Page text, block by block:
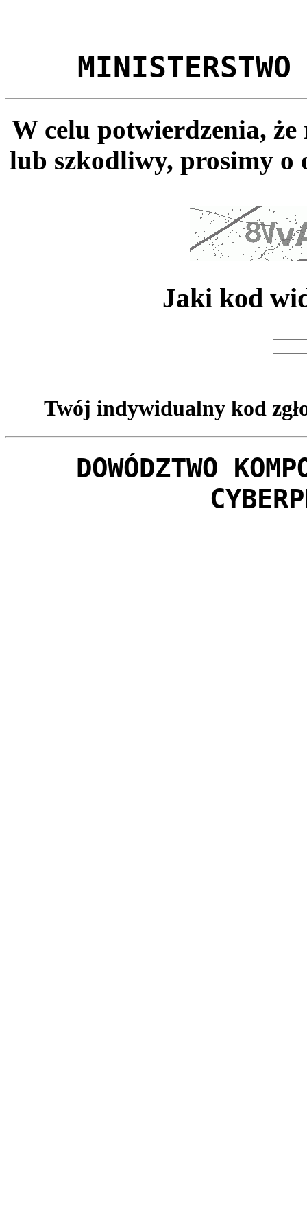
MINISTERSTWO
W celu potwierdzenia,
lub szkodliwy, prosimy o
Jaki kod
Twój indywidualny kod
DOWÓDZTWO